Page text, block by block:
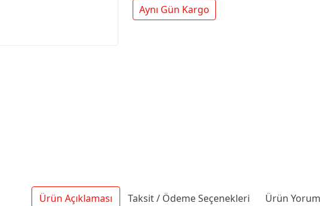
Aynı Gün Kargo
Ürün Açıklaması Taksit / Ödeme Seçenekleri Ürün